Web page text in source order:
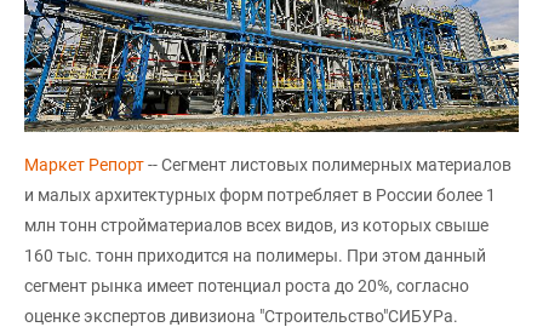
Маркет Репорт-- Сегмент листовых полимерных материалов
и малых архитектурных форм потребляет в России более 1
млн тонн стройматериалов всех видов, из которых свыше
160 тыс. тонн приходится на полимеры. При этом данный
сегмент рынка имеет потенциал роста до 20%, согласно
оценке экспертов дивизиона "Строительство"СИБУРа.